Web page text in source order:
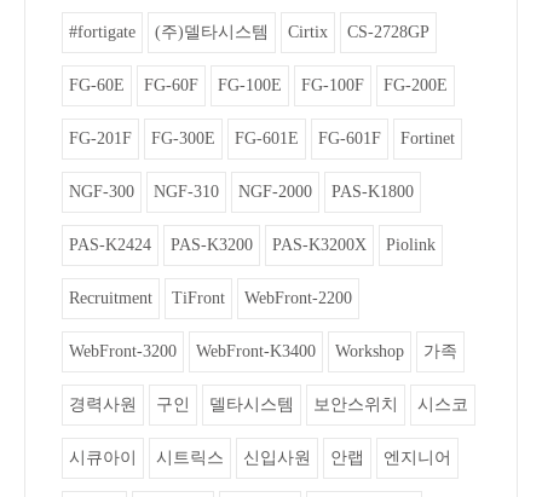
#fortigate (주)델타시스템 Cirtix CS-2728GP
FG-60E FG-60F FG-100E FG-100F FG-200E
FG-201F FG-300E FG-601E FG-601F Fortinet
NGF-300 NGF-310 NGF-2000 PAS-K1800
PAS-K2424 PAS-K3200 PAS-K3200X Piolink
Recruitment TiFront WebFront-2200
WebFront-3200 WebFront-K3400 Workshop 가족
경력사원 구인 델타시스템 보안스위치 시스코
시큐아이 시트릭스 신입사원 안랩 엔지니어